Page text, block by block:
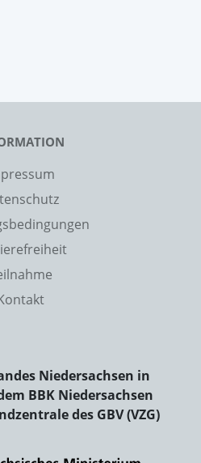
Niedersachsen in
BBK Niedersachsen
des GBV (VZG)